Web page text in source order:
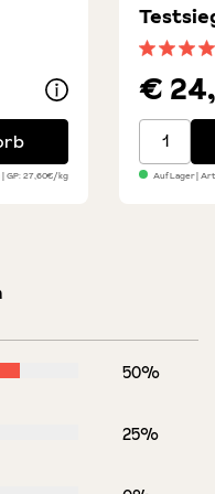
von 4.3 von 5 Sternen
GP: 27,60€/kg
€
Auf Lager|
50%
25%